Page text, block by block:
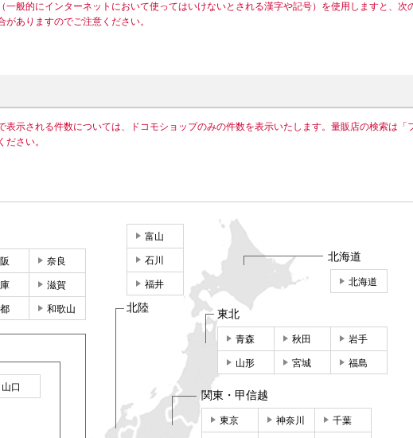
一般的にインターネットにおいて使ってはいけないとされる漢字や記号）を使用しますと、次
ありますのでご注意ください。
表示される件数については、ドコモショップのみの件数を表示いたします。量販店の検索は「
ださい。
北海道
北海道
東北
青森 秋田 岩手
山形 宮城 福島
関東・甲信越
東京 神奈川 千葉
富山
石川
福井
北陸
奈良
滋賀
和歌山
山口